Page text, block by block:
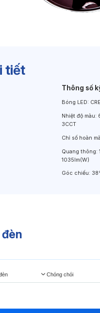
tiết
Thông số
Bóng LED:
Nhiệt độ màu:
3CCT
Chỉ số hoàn
Quang thông:
1035lm(W)
Góc chiếu:
Chóng chói